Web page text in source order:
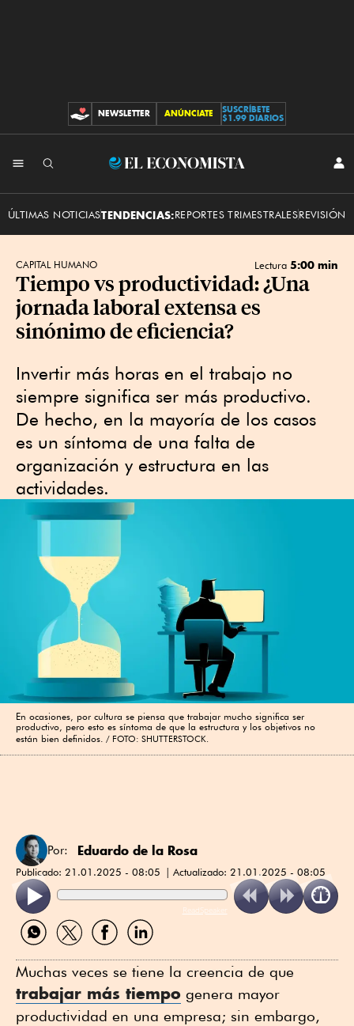
CONTRIBUCIONES
NEWSLETTER ANÚNCIATE
SUSCRÍBETE
$1.99 DIARIOS
El
ÚLTIMAS NOTICIASTENDENCIAS:REPORTES TRIMESTRALESREVISIÓN
CAPITAL HUMANO Lectura 5:00 min
Tiempo vs productividad: ¿Una
jornada laboral extensa es
sinónimo de eficiencia?
Invertir más horas en el trabajo no
siempre significa ser más productivo.
De hecho, en la mayoría de los casos
es un síntoma de una falta de
organización y estructura en las
actividades.
En ocasiones, por cultura se piensa que trabajar mucho significa ser
productivo, pero esto es síntoma de que la estructura y los objetivos no
están bien definidos.
FOTO: SHUTTERSTOCK.
Por: Eduardo de la Rosa
Publicado: 21.01.2025 - 08:05 Actualizado: 21.01.2025 - 08:05
ReadSpeaker
Compartir
por
Compartir
por
Compartir
por
Compartir
por
Muchas veces se tiene la creencia de que
trabajar más tiempo genera mayor
productividad en una empresa; sin embargo,